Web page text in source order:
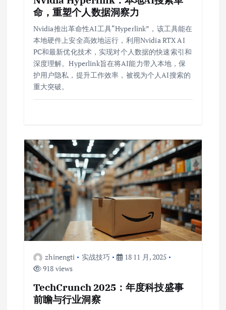
命，重塑个人数据洞察力
Nvidia推出革命性AI工具“Hyperlink”，该工具能在
本地硬件上安全高效地运行，利用Nvidia RTX AI
PC和最新优化技术，实现对个人数据的快速索引和
深度理解。Hyperlink旨在将AI能力带入本地，保
护用户隐私，提升工作效率，被视为个人AI搜索的
重大突破。
zhinengti 实战技巧
18 11 月, 2025
918 views
TechCrunch 2025：年度科技盛事
前瞻与行业洞察